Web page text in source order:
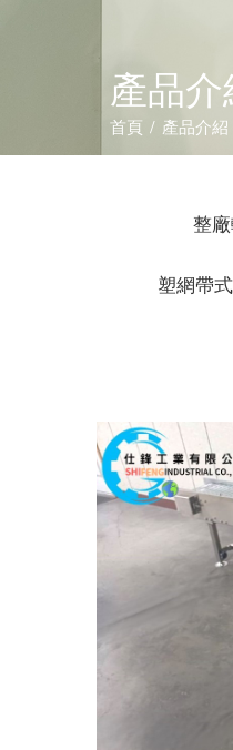
產品
首頁 / 產品介
整
塑網帶